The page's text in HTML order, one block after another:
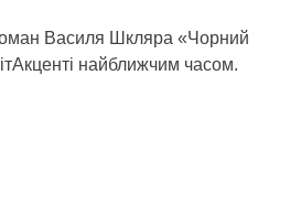
Василя Шкляра «Чорний
найближчим часом.